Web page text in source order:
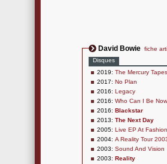
David Bowie fiche
Disques
2019: The Mercury Tapes
2017: No Plan
2016: Legacy
2016: Who Can I Be
2016: Blackstar
2013: The Next Day
2005: Live EP At
2004: A Reality Tour
2003: Sound And Vision
2003: Reality